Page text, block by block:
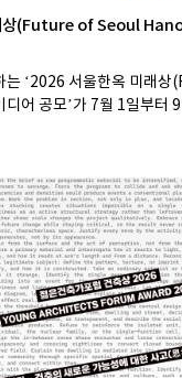
상(Future of Seoul
는 ‘2026 서울한옥 미래
어 공모’가 7월 1일부터 9